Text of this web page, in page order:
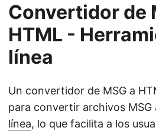
Convertidor de
HTML -
línea
Un convertidor de MSG a
para convertir archivos
línea, lo que facilita a los